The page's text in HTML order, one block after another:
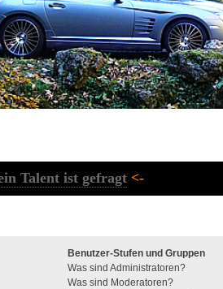
Talent ist gefragt <-
Benutzer-Stufen und Gruppen
Was sind Administratoren?
Was sind Moderatoren?